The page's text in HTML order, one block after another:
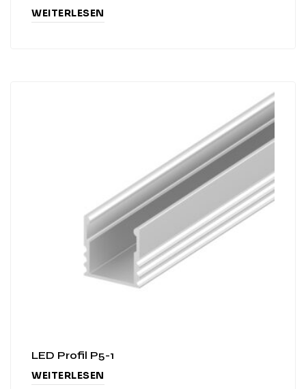
WEITERLESEN
LED Profil P5-1
WEITERLESEN